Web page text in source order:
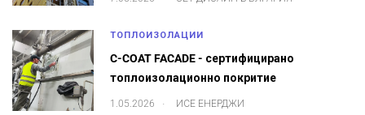
ТОПЛОИЗОЛАЦИИ
C-COAT FACADE - сертифицирано
топлоизолационно покритие
1.05.2026 ИСЕ ЕНЕРДЖИ